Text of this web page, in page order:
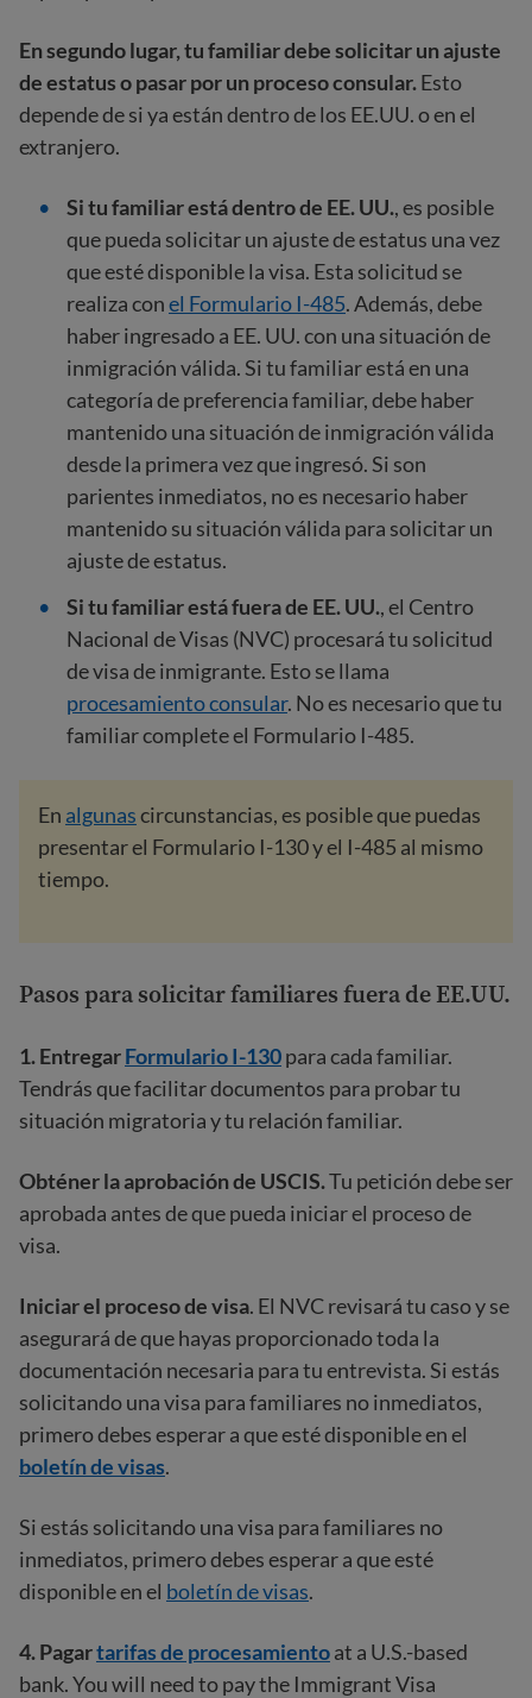
En segundo lugar, tu familiar debe solicitar un ajuste
de estatus o pasar por un proceso consular.Esto
depende de si ya están dentro de los EE.UU. o en el
extranjero.
Si tu familiar está dentro de EE. UU., es posible
que pueda solicitar un ajuste de estatus una vez
que esté disponible la visa. Esta solicitud se
realiza conel Formulario I-485. Además, debe
haber ingresado a EE. UU. con una situación de
inmigración válida. Si tu familiar está en una
categoría de preferencia familiar, debe haber
mantenido una situación de inmigración válida
desde la primera vez que ingresó. Si son
parientes inmediatos, no es necesario haber
mantenido su situación válida para solicitar un
ajuste de estatus.
Si tu familiar está fuera de EE. UU., el Centro
Nacional de Visas (NVC) procesará tu solicitud
de visa de inmigrante. Esto se llama
procesamiento consular. No es necesario que tu
familiar complete el Formulario I-485.
En algunascircunstancias, es posible que puedas
presentar el Formulario I-130 y el I-485 al mismo
tiempo.
Pasos para solicitar familiares fuera de EE.UU.
1.EntregarFormulario I-130para cada familiar.
Tendrás que facilitar documentos para probar tu
situación migratoria y tu relación familiar.
Obténer la aprobación de USCIS.Tu petición debe ser
aprobada antes de que pueda iniciar el proceso de
visa.
Iniciar el proceso de visa. El NVC revisará tu caso y se
asegurará de que hayas proporcionado toda la
documentación necesaria para tu entrevista. Si estás
solicitando una visa para familiares no inmediatos,
primero debes esperar a que esté disponible en el
boletín de visas.
Si estás solicitando una visa para familiares no
inmediatos, primero debes esperar a que esté
disponible en el boletín de visas.
4.Pagartarifas de procesamientoat a U.S.-based
bank. You will need to pay the Immigrant Visa